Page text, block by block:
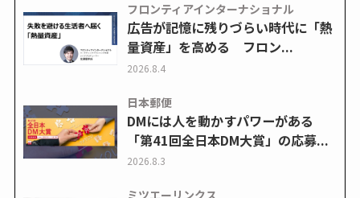
フロンティアインターナショナル
広告が記憶に残りづらい時代に「熱
量資産」を高める フロン...
2026.8.4
日本郵便
DMには人を動かすパワーがある
「第41回全日本DM大賞」の応募...
2026.8.3